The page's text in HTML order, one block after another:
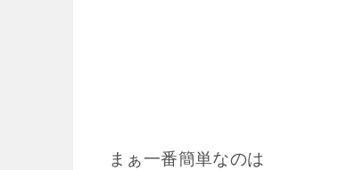
まぁ一番簡単なのは